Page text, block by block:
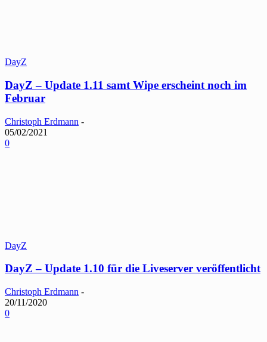
DayZ
DayZ – Update 1.11 samt Wipe erscheint noch im
Februar
Christoph Erdmann -
05/02/2021
0
DayZ
DayZ – Update 1.10 für die Liveserver veröffentlicht
Christoph Erdmann -
20/11/2020
0